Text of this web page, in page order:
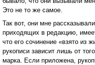
Это не то же самое.
Так вот, они мне
приходящих в редакцию,
что его сочинение «взято из
рукописи зависит лишь от
марка. Если приложена,